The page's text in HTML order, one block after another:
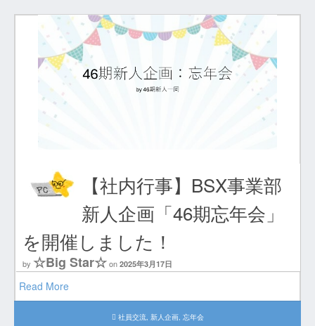
【社内行事】BSX事業部
新人企画「46期忘年会」
を開催しました！
by ☆Big Star☆ on 2025年3月17日
Read More
社員交流, 新人企画, 忘年会